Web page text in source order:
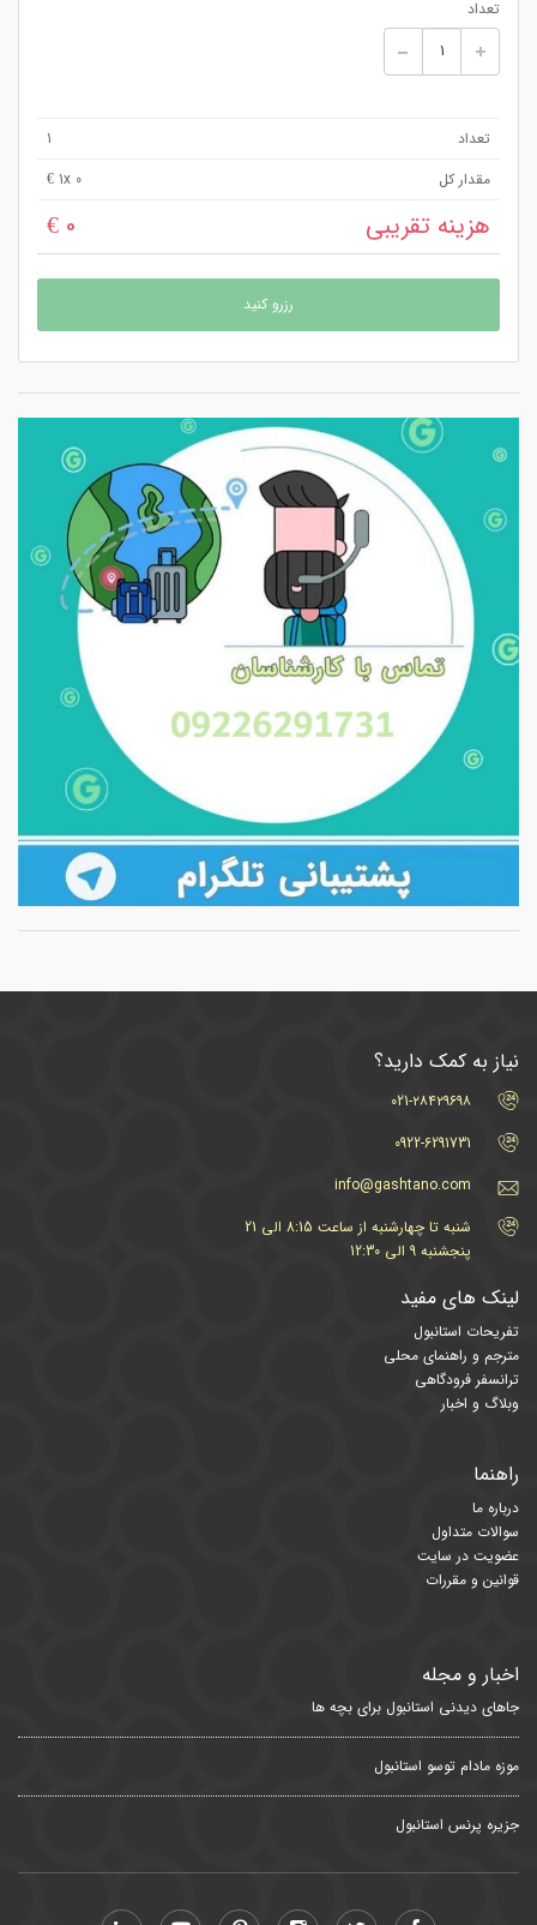
تعداد
تعداد
1
مقدار کل
1x 0 €
هزینه تقریبی 0 €
رزرو کنید
نیاز به کمک دارید؟
021-۲۸۴۲۹۶۹۸
0922-6291731
info@gashtano.com
شنبه تا چهارشنبه از ساعت 8:15 الی 21
پنجشنبه 9 الی 12:30
لینک های مفید
تفریحات استانبول
مترجم و راهنمای محلی
ترانسفر فرودگاهی
وبلاگ و اخبار
راهنما
درباره ما
سوالات متداول
عضویت در سایت
قوانین و مقررات
اخبار و مجله
جاهای دیدنی استانبول برای بچه ها
موزه مادام توسو استانبول
جزیره پرنس استانبول